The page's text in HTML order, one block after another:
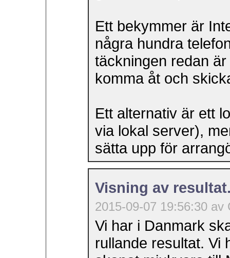
Ett bekymmer är
några hundra
täckningen redan
komma åt och
Ett alternativ är ett
via lokal server),
sätta upp för
Visning av
2015-09-07 19:56:30 av
Vi har i Danmark
rullande resultat. Vi